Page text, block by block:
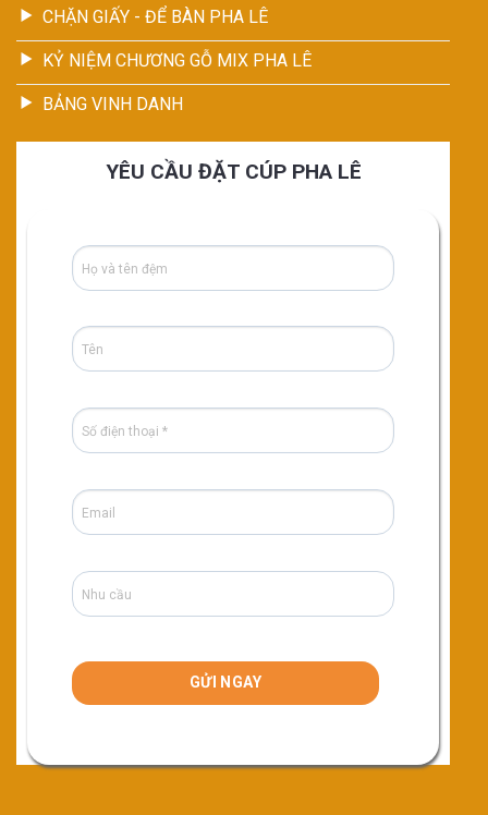
CHẶN GIẤY - ĐỂ BÀN PHA LÊ
KỶ NIỆM CHƯƠNG GỖ MIX PHA LÊ
BẢNG VINH DANH
YÊU CẦU ĐẶT CÚP PHA LÊ